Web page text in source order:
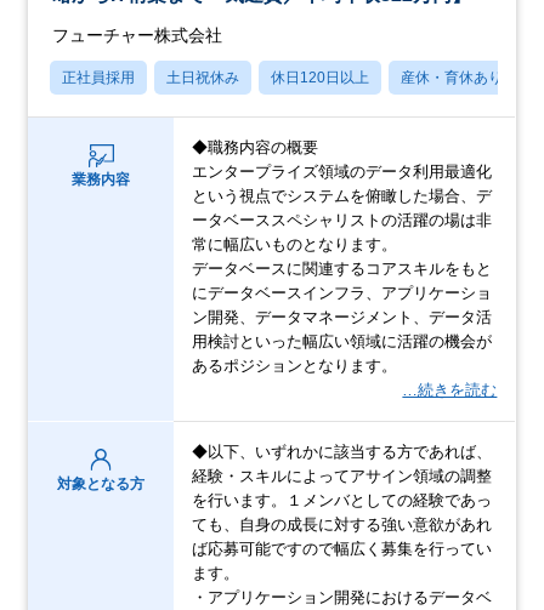
フューチャー株式会社
正社員採用 土日祝休み 休日120日以上 産休・育休あり
業務内容
◆職務内容の概要
エンタープライズ領域のデータ利用最適化
という視点でシステムを俯瞰した場合、デ
ータベーススペシャリストの活躍の場は非
常に幅広いものとなります。
データベースに関連するコアスキルをもと
にデータベースインフラ、アプリケーショ
ン開発、データマネージメント、データ活
用検討といった幅広い領域に活躍の機会が
あるポジションとなります。
…続きを読む
対象となる方
◆以下、いずれかに該当する方であれば、
経験・スキルによってアサイン領域の調整
を行います。１メンバとしての経験であっ
ても、自身の成長に対する強い意欲があれ
ば応募可能ですので幅広く募集を行ってい
ます。
・アプリケーション開発におけるデータベ